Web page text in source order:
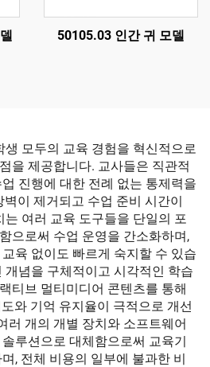
50105.03 인간 귀 모델
생 모두의 교육 경험을 혁신적으로
을 제공합니다. 교사들은 직관적
진행에 대한 전례 없는 통제력을
이 제거되고 수업 준비 시간이
여러 교육 도구들을 단일의 포
으로써 수업 운영을 간소화하며,
육 없이도 빠르게 숙지할 수 있습
개념을 구체적이고 시각적인 학습
티브 멀티미디어 콘텐츠를 통해
와 기억 유지율이 극적으로 개선
러 개의 개별 장치와 소프트웨어
루션으로 대체함으로써 교육기
, 전체 비용의 일부에 불과한 비